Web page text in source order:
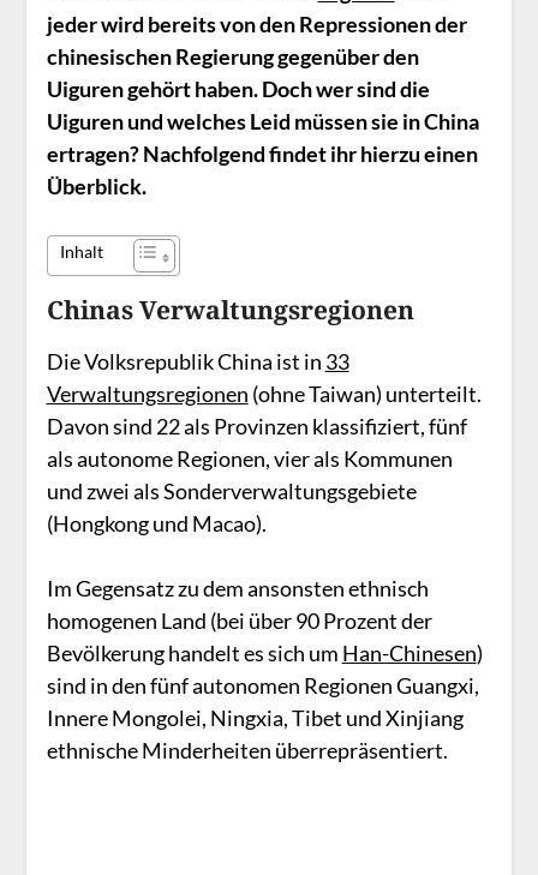
jeder wird bereits von den Repressionen der
chinesischen Regierung gegenüber den
Uiguren gehört haben. Doch wer sind die
Uiguren und welches Leid müssen sie in China
ertragen? Nachfolgend findet ihr hierzu einen
Überblick.
Inhalt
Chinas Verwaltungsregionen
Die Volksrepublik China ist in 33
Verwaltungsregionen (ohne Taiwan) unterteilt.
Davon sind 22 als Provinzen klassifiziert, fünf
als autonome Regionen, vier als Kommunen
und zwei als Sonderverwaltungsgebiete
(Hongkong und Macao).
Im Gegensatz zu dem ansonsten ethnisch
homogenen Land (bei über 90 Prozent der
Bevölkerung handelt es sich um Han-Chinesen)
sind in den fünf autonomen Regionen Guangxi,
Innere Mongolei, Ningxia, Tibet und Xinjiang
ethnische Minderheiten überrepräsentiert.